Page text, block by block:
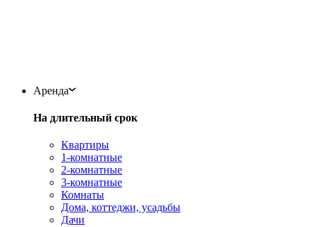
Аренда
На длительный срок
Квартиры
1-комнатные
2-комнатные
3-комнатные
Комнаты
Дома, коттеджи, усадьбы
Дачи